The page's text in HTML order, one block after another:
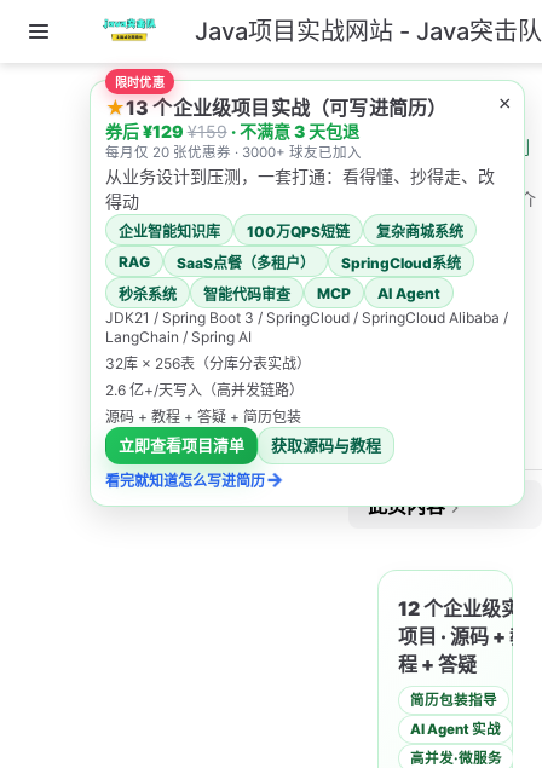
跳至主要內容 Java项目实战网站 - Java突击队
主页 AI教程导航
SpringAI Alibaba 系列
目录
SpringAI Alibaba 简介
SpringAI
Alibaba
2026/4/30
此页内容
1.2 你将学到什么？
1.3 环境准备
12 个企业级实战
项目 · 源码 + 教
程 + 答疑
简历包装指导
AI Agent 实战
高并发·微服务
×
限时优惠
★13 个企业级项目实战（可写进简历）
券后 ¥129¥159· 不满意 3 天包退
每月仅 20 张优惠券 · 3000+ 球友已加入
从业务设计到压测，一套打通：看得懂、抄得走、改
得动
企业智能知识库 100万QPS短链
复杂商城系统
RAG
SaaS点餐（多租户）
SpringCloud系统
秒杀系统
智能代码审查 MCP
AI Agent
JDK21 / Spring Boot 3 / SpringCloud / SpringCloud Alibaba /
LangChain / Spring AI
32库 × 256表（分库分表实战）
2.6 亿+/天写入（高并发链路）
源码 + 教程 + 答疑 + 简历包装
立即查看项目清单
获取源码与教程
看完就知道怎么写进简历→